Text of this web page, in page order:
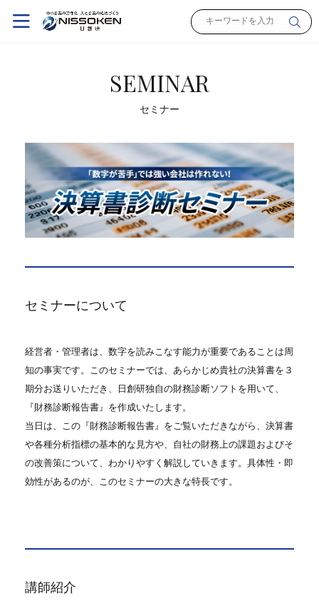
SEMINAR
セミナー
セミナーについて
経営者・管理者は、数字を読みこなす能力が重要であることは周
知の事実です。このセミナーでは、あらかじめ貴社の決算書を３
期分お送りいただき、日創研独自の財務診断ソフトを用いて、
『財務診断報告書』を作成いたします。
当日は、この『財務診断報告書』をご覧いただきながら、決算書
や各種分析指標の基本的な見方や、自社の財務上の課題およびそ
の改善策について、わかりやすく解説していきます。具体性・即
効性があるのが、このセミナーの大きな特長です。
講師紹介